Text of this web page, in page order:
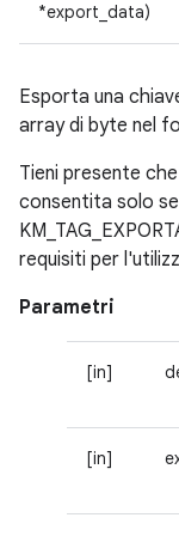
*export_data)
Esporta una
array di byte nel
Tieni presente
consentita solo
requisiti per
Parametri
[in]
[in]